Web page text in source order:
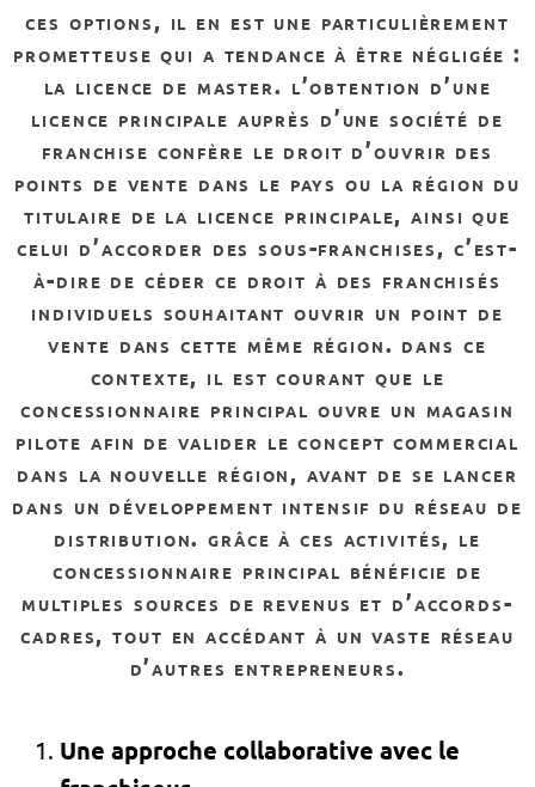
ces options, il en est une particulièrement
prometteuse qui a tendance à être négligée :
la licence de master. l’obtention d’une
licence principale auprès d’une société de
franchise confère le droit d’ouvrir des
points de vente dans le pays ou la région du
titulaire de la licence principale, ainsi que
celui d’accorder des sous-franchises, c’est-
à-dire de céder ce droit à des franchisés
individuels souhaitant ouvrir un point de
vente dans cette même région. dans ce
contexte, il est courant que le
concessionnaire principal ouvre un magasin
pilote afin de valider le concept commercial
dans la nouvelle région, avant de se lancer
dans un développement intensif du réseau de
distribution. grâce à ces activités, le
concessionnaire principal bénéficie de
multiples sources de revenus et d’accords-
cadres, tout enaccédant à un vaste réseau
d’autres entrepreneurs.
Une approche collaborative avec le